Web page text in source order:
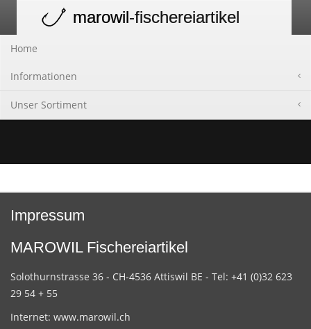
navigation
marowil-fischereiartikel
Home
Informationen
Unser Sortiment
Impressum
MAROWIL Fischereiartikel
Solothurnstrasse 36 - CH-4536 Attiswil BE - Tel: +41 (0)32 623
29 54 + 55
Internet: www.marowil.ch